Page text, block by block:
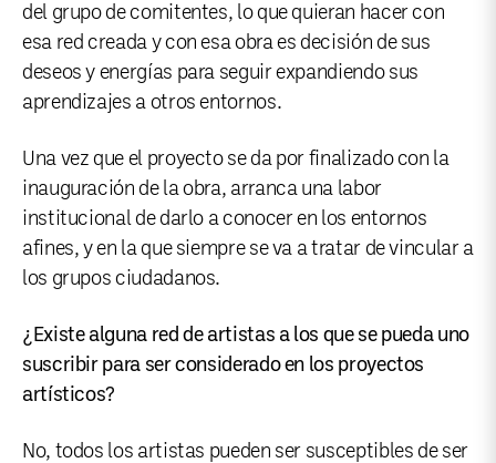
del grupo de comitentes, lo que quieran hacer con
esa red creada y con esa obra es decisión de sus
deseos y energías para seguir expandiendo sus
aprendizajes a otros entornos.
Una vez que el proyecto se da por finalizado con la
inauguración de la obra, arranca una labor
institucional de darlo a conocer en los entornos
afines, y en la que siempre se va a tratar de vincular a
los grupos ciudadanos.
¿Existe alguna red de artistas a los que se pueda uno
suscribir para ser considerado en los proyectos
artísticos?
No, todos los artistas pueden ser susceptibles de ser